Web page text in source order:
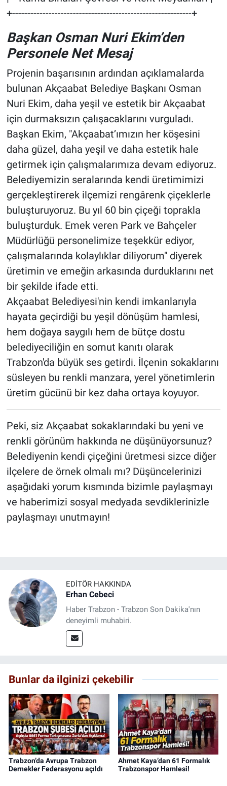
+-----------------------------------------------------------+
Başkan Osman Nuri Ekim’den
Personele Net Mesaj
Projenin başarısının ardından açıklamalarda
bulunan Akçaabat Belediye Başkanı Osman
Nuri Ekim, daha yeşil ve estetik bir Akçaabat
için durmaksızın çalışacaklarını vurguladı.
Başkan Ekim, "Akçaabat’ımızın her köşesini
daha güzel, daha yeşil ve daha estetik hale
getirmek için çalışmalarımıza devam ediyoruz.
Belediyemizin seralarında kendi üretimimizi
gerçekleştirerek ilçemizi rengârenk çiçeklerle
buluşturuyoruz. Bu yıl 60 bin çiçeği toprakla
buluşturduk. Emek veren Park ve Bahçeler
Müdürlüğü personelimize teşekkür ediyor,
çalışmalarında kolaylıklar diliyorum" diyerek
üretimin ve emeğin arkasında durduklarını net
bir şekilde ifade etti.
Akçaabat Belediyesi'nin kendi imkanlarıyla
hayata geçirdiği bu yeşil dönüşüm hamlesi,
hem doğaya saygılı hem de bütçe dostu
belediyeciliğin en somut kanıtı olarak
Trabzon'da büyük ses getirdi. İlçenin sokaklarını
süsleyen bu renkli manzara, yerel yönetimlerin
üretim gücünü bir kez daha ortaya koyuyor.
Peki, siz Akçaabat sokaklarındaki bu yeni ve
renkli görünüm hakkında ne düşünüyorsunuz?
Belediyenin kendi çiçeğini üretmesi sizce diğer
ilçelere de örnek olmalı mı? Düşüncelerinizi
aşağıdaki yorum kısmında bizimle paylaşmayı
ve haberimizi sosyal medyada sevdiklerinizle
paylaşmayı unutmayın!
EDITÖR HAKKINDA
Erhan Cebeci
Haber Trabzon - Trabzon Son Dakika'nın
deneyimli muhabiri.
Bunlar da ilginizi çekebilir
Trabzon’da Avrupa Trabzon
Dernekler Federasyonu açıldı
Ahmet Kaya’dan 61 Formalık
Trabzonspor Hamlesi!